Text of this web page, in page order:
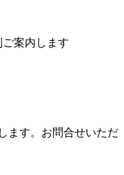
案内します
ます。お問合せいただ